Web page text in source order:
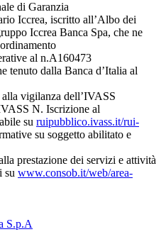
di Garanzia
Iccrea, iscritto all’Albo dei
Iccrea Banca Spa, che ne
al n.A160473
tenuto dalla Banca d’Italia al
vigilanza dell’IVASS
N. Iscrizione al
su ruipubblico.ivass.it/rui-
su soggetto abilitato e
prestazione dei servizi e attività
su www.consob.it/web/area-
S.p.A